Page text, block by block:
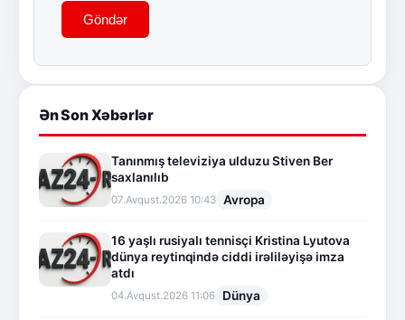
Göndər
Ən Son Xəbərlər
Tanınmış televiziya ulduzu Stiven Ber
saxlanılıb
07.Avqust.2026 10:43 Avropa
16 yaşlı rusiyalı tennisçi Kristina Lyutova
dünya reytinqində ciddi irəliləyişə imza
atdı
04.Avqust.2026 11:06 Dünya